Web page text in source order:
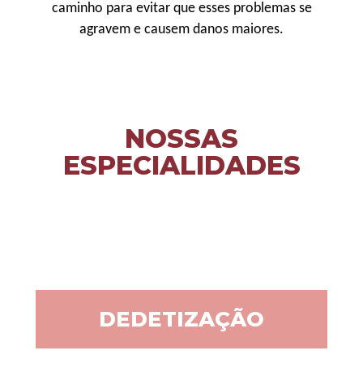
caminho para evitar que esses problemas se
agravem e causem danos maiores.
NOSSAS
ESPECIALIDADES
DEDETIZAÇÃO